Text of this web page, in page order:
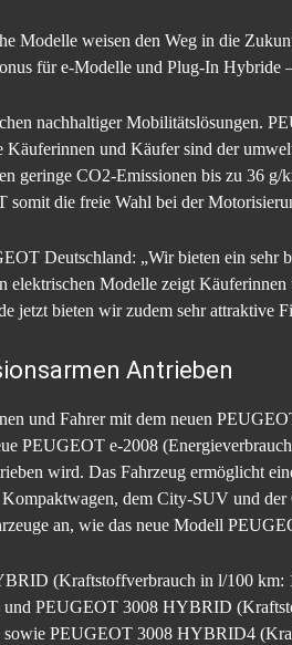
Modelle weisen den Weg in die
für e-Modelle und Plug-In
nachhaltiger Mobilitätslösungen.
und Käufer sind der
geringe CO2-Emissionen bis zu 36
die freie Wahl bei der
Deutschland: „Wir bieten ein sehr
elektrischen Modelle zeigt
jetzt bieten wir zudem sehr attraktive
Antrieben
und Fahrer mit dem neuen
PEUGEOT e-2008
wird. Das Fahrzeug ermöglicht
dem City-SUV und
an, wie das neue Modell
(Kraftstoffverbrauch in l/100 km:
und PEUGEOT 3008 HYBRID
PEUGEOT 3008 HYBRID4